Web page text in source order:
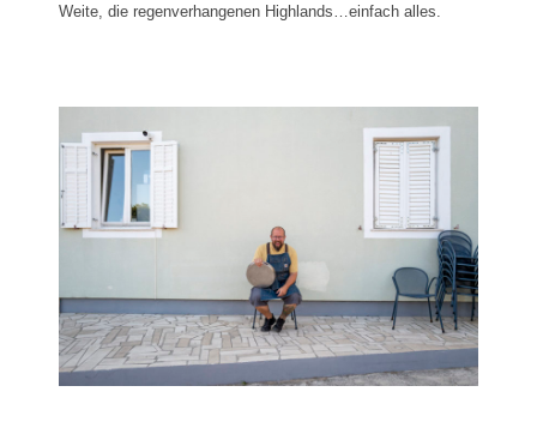
Weite, die regenverhangenen Highlands…einfach alles.